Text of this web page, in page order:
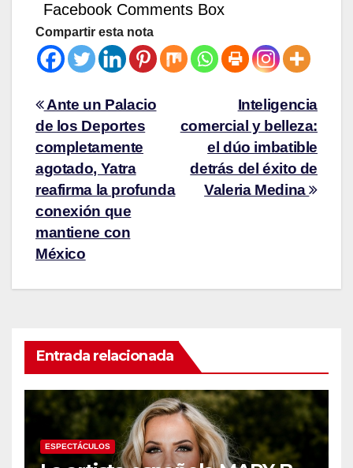
Facebook Comments Box
Compartir esta nota
Inteligencia
comercial y belleza:
el dúo imbatible
detrás del éxito de
Valeria Medina
Ante un Palacio
de los Deportes
completamente
agotado, Yatra
reafirma la profunda
conexión que
mantiene con
México
Entrada relacionada
ESPECTÁCULOS